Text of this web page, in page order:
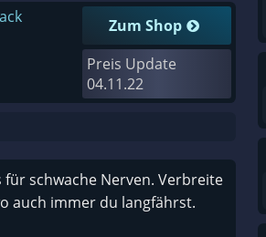
Zum Shop
Preis Update
04.11.22
schwache Nerven. Verbreite
auch immer du langfährst.